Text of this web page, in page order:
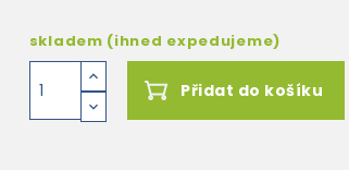
skladem (ihned expedujeme)
Přidat do košíku